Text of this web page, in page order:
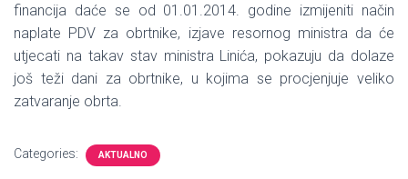
financija daće se od 01.01.2014. godine izmijeniti način
naplate PDV za obrtnike, izjave resornog ministra da će
utjecati na takav stav ministra Linića, pokazuju da dolaze
još teži dani za obrtnike, u kojima se procjenjuje veliko
zatvaranje obrta.
Categories: AKTUALNO